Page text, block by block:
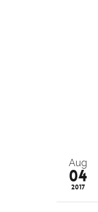
Aug
04
2017